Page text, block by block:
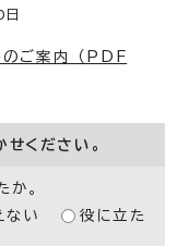
日
のご案内 （PDF
ください。
。
ない
役に立た